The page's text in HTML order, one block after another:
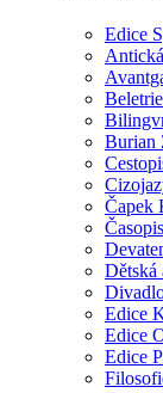
Edice
Burian
Čapek
Dětská
Edice
Edice
Edice